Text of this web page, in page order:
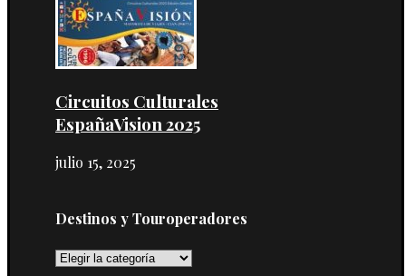
Circuitos Culturales
EspañaVision 2025
julio 15, 2025
Destinos y Touroperadores
Destinos